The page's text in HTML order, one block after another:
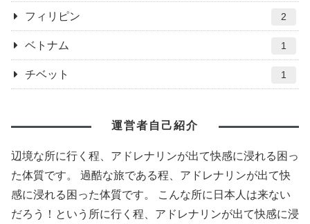
フィリピン 2
ベトナム 1
チベット 1
運営者自己紹介
辺境な所に行く程、アドレナリンが出て快感に浸れる困っ
た体質です。 過酷な旅である程、アドレナリンが出て快
感に浸れる困った体質です。 こんな所に日本人は来ない
だろう！という所に行く程、アドレナリンが出て快感に浸